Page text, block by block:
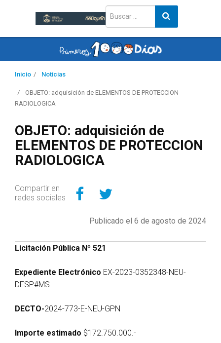
Inicio Noticias
OBJETO: adquisición de ELEMENTOS DE PROTECCION
RADIOLOGICA
OBJETO: adquisición de
ELEMENTOS DE PROTECCION
RADIOLOGICA
Compartir en
redes sociales
Compartir en
Compartir en
Publicado el 6 de agosto de 2024
Licitación Pública Nº 521
Expediente Electrónico EX-2023-0352348-NEU-
DESP#MS
DECTO-2024-773-E-NEU-GPN
Importe estimado $172.750.000.-